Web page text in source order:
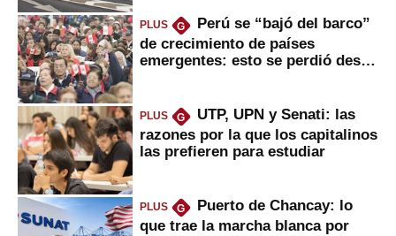
PLUS G
Perú se “bajó del barco”
de crecimiento de países
emergentes: esto se perdió desde
PLUS G
UTP, UPN y Senati: las
razones por la que los capitalinos
las prefieren para estudiar
PLUS G
Puerto de Chancay: lo
que trae la marcha blanca por